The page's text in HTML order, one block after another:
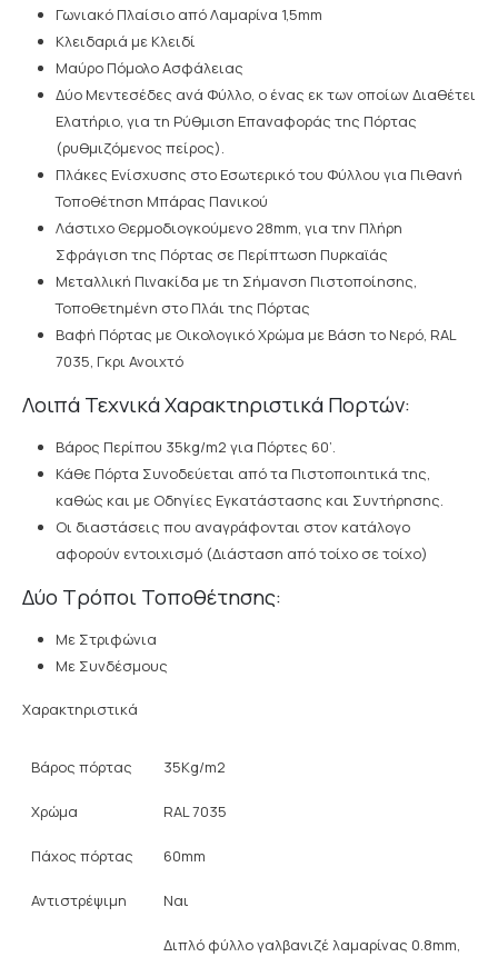
Γωνιακό Πλαίσιο από Λαμαρίνα 1,5mm
Κλειδαριά με Κλειδί
Μαύρο Πόμολο Ασφάλειας
Δύο Μεντεσέδες ανά Φύλλο, ο ένας εκ των οποίων Διαθέτει
Ελατήριο, για τη Ρύθμιση Επαναφοράς της Πόρτας
(ρυθμιζόμενος πείρος).
Πλάκες Ενίσχυσης στο Εσωτερικό του Φύλλου για Πιθανή
Τοποθέτηση Μπάρας Πανικού
Λάστιχο Θερμοδιογκούμενο 28mm, για την Πλήρη
Σφράγιση της Πόρτας σε Περίπτωση Πυρκαϊάς
Μεταλλική Πινακίδα με τη Σήμανση Πιστοποίησης,
Τοποθετημένη στο Πλάι της Πόρτας
Βαφή Πόρτας με Οικολογικό Χρώμα με Βάση το Νερό, RAL
7035, Γκρι Ανοιχτό
Λοιπά Τεχνικά Χαρακτηριστικά Πορτών:
Βάρος Περίπου 35kg/m2 για Πόρτες 60’.
Κάθε Πόρτα Συνοδεύεται από τα Πιστοποιητικά της,
καθώς και με Οδηγίες Εγκατάστασης και Συντήρησης.
Οι διαστάσεις που αναγράφονται στον κατάλογο
αφορούν εντοιχισμό (Διάσταση από τοίχο σε τοίχο)
Δύο Τρόποι Τοποθέτησης:
Με Στριφώνια
Με Συνδέσμους
Χαρακτηριστικά
Βάρος πόρτας 35Kg/m2
Χρώμα RAL 7035
Πάχος πόρτας 60mm
Αντιστρέψιμη Ναι
Διπλό φύλλο γαλβανιζέ λαμαρίνας 0.8mm,